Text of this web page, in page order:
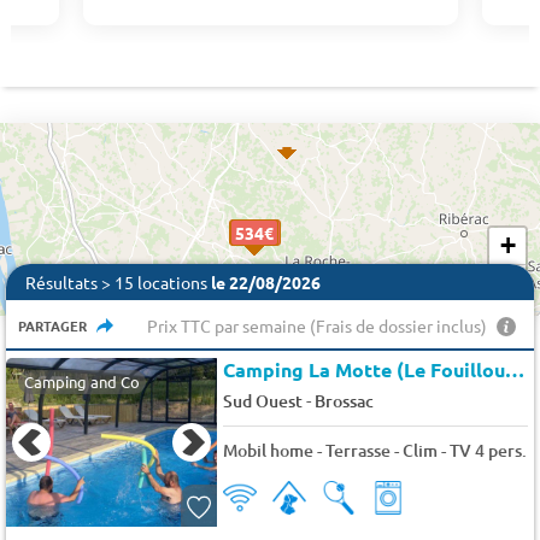
403 €
534€
534€
534€
534€
534€
+
Résultats > 15 locations le 22/08/2026
PARTAGER Prix TTC par semaine (Frais de dossier inclus)
Camping and Co Camping La Motte (Le Fouilloux à 15 km)
Sud Ouest- Brossac
Mobil home - Terrasse - Clim - TV 4 pers.